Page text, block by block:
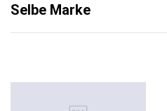
Selbe Marke